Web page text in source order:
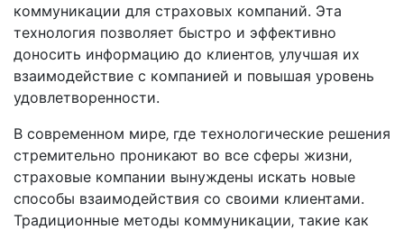
коммуникации для страховых компаний. Эта
технология позволяет быстро и эффективно
доносить информацию до клиентов‚ улучшая их
взаимодействие с компанией и повышая уровень
удовлетворенности.
В современном мире‚ где технологические решения
стремительно проникают во все сферы жизни‚
страховые компании вынуждены искать новые
способы взаимодействия со своими клиентами.
Традиционные методы коммуникации‚ такие как